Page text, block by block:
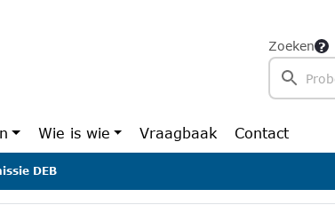
Zoeken
Wie is wie Vraagbaak Contact
DEB